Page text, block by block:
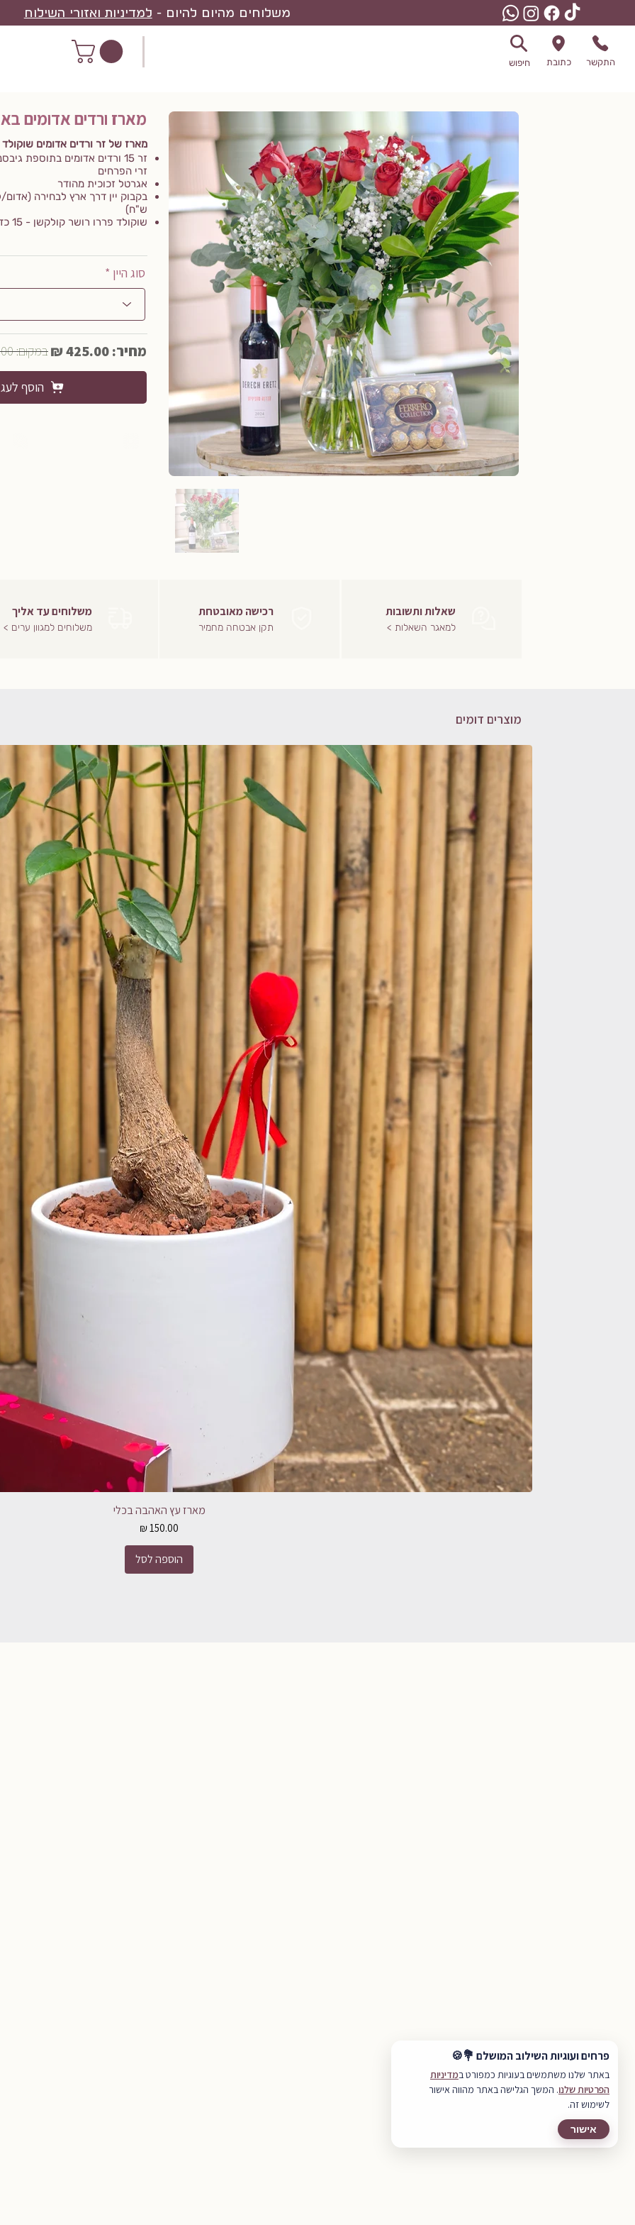
משלוחים מהיום להיום - למדיניות ואזורי השילוח
התקשר כתובת חיפוש
מארז ורדים אדומים
מארז של זר ורדים אדומים שוקולד
זר 15 ורדים אדומים בתוספת
זרי הפרחים
אגרטל זכוכית מהודר
ש"ח)
שוקולד פררו רושר קולקשן - 15 כדורים
סוג היין *
במקום: 455.00 ₪ מחיר: 425.00 ₪
הוסף
משלוחים למגוון ערים >
משלוחים עד אליך
תקן אבטחה מחמיר
רכישה מאובטחת
למאגר השאלות >
שאלות ותשובות
מוצרים דומים
מארז עץ האהבה בכלי
מחיר
הוספה לסל
פרחים ועוגיות השילוב המושלם 💐🍪
באתר שלנו משתמשים בעוגיות כמפורט במדיניות
הפרטיות שלנו. המשך הגלישה באתר מהווה אישור
לשימוש זה.
אישור